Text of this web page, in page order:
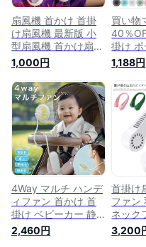
扇風機 首かけ 首掛
け扇風機 最新版 小
型扇風機 首かけ扇風
機 羽なし 首掛け扇
風機 羽なし 首かけ
扇風機 静音 ネック
ファン扇風機 ハンズ
フリー ポータブル扇
風機 ハンディファン
USB充電式 熱中症対
策 グッズ マスク
1,000円
買い物
40％
掛け
かけ 7
動 軽量
風量調
ハンズ
扇風機
ネッ
ブル扇
ファン
ュ 持
風機
音
1,188円
4Way マルチ ハンデ
ィファン 首かけ 首
掛け ベビーカー 静
音 携帯扇風機 ハン
ディ扇風機 小型扇風
2,460円
首掛け
ファン
ネック
ファン
ン USB
3,200